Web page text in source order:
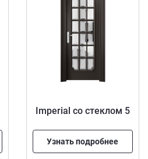
Imperial со стеклом 5
Узнать подробнее